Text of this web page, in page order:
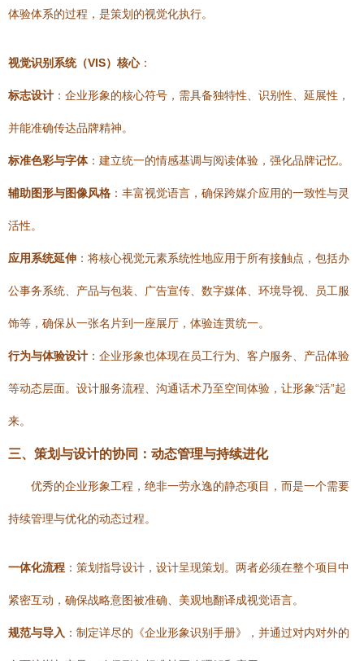
体验体系的过程，是策划的视觉化执行。
视觉识别系统（VIS）核心：
标志设计 ：企业形象的核心符号，需具备独特性、识别性、延展性，
并能准确传达品牌精神。
标准色彩与字体：建立统一的情感基调与阅读体验，强化品牌记忆。
辅助图形与图像风格 ：丰富视觉语言，确保跨媒介应用的一致性与灵
活性。
应用系统延伸 ：将核心视觉元素系统性地应用于所有接触点，包括办
公事务系统、产品与包装、广告宣传、数字媒体、环境导视、员工服
饰等，确保从一张名片到一座展厅，体验连贯统一。
行为与体验设计 ：企业形象也体现在员工行为、客户服务、产品体验
等动态层面。设计服务流程、沟通话术乃至空间体验，让形象“活”起
来。
三、策划与设计的协同：动态管理与持续进化
优秀的企业形象工程，绝非一劳永逸的静态项目，而是一个需要
持续管理与优化的动态过程。
一体化流程 ：策划指导设计，设计呈现策划。两者必须在整个项目中
紧密互动，确保战略意图被准确、美观地翻译成视觉语言。
规范与导入 ：制定详尽的《企业形象识别手册》，并通过对内对外的